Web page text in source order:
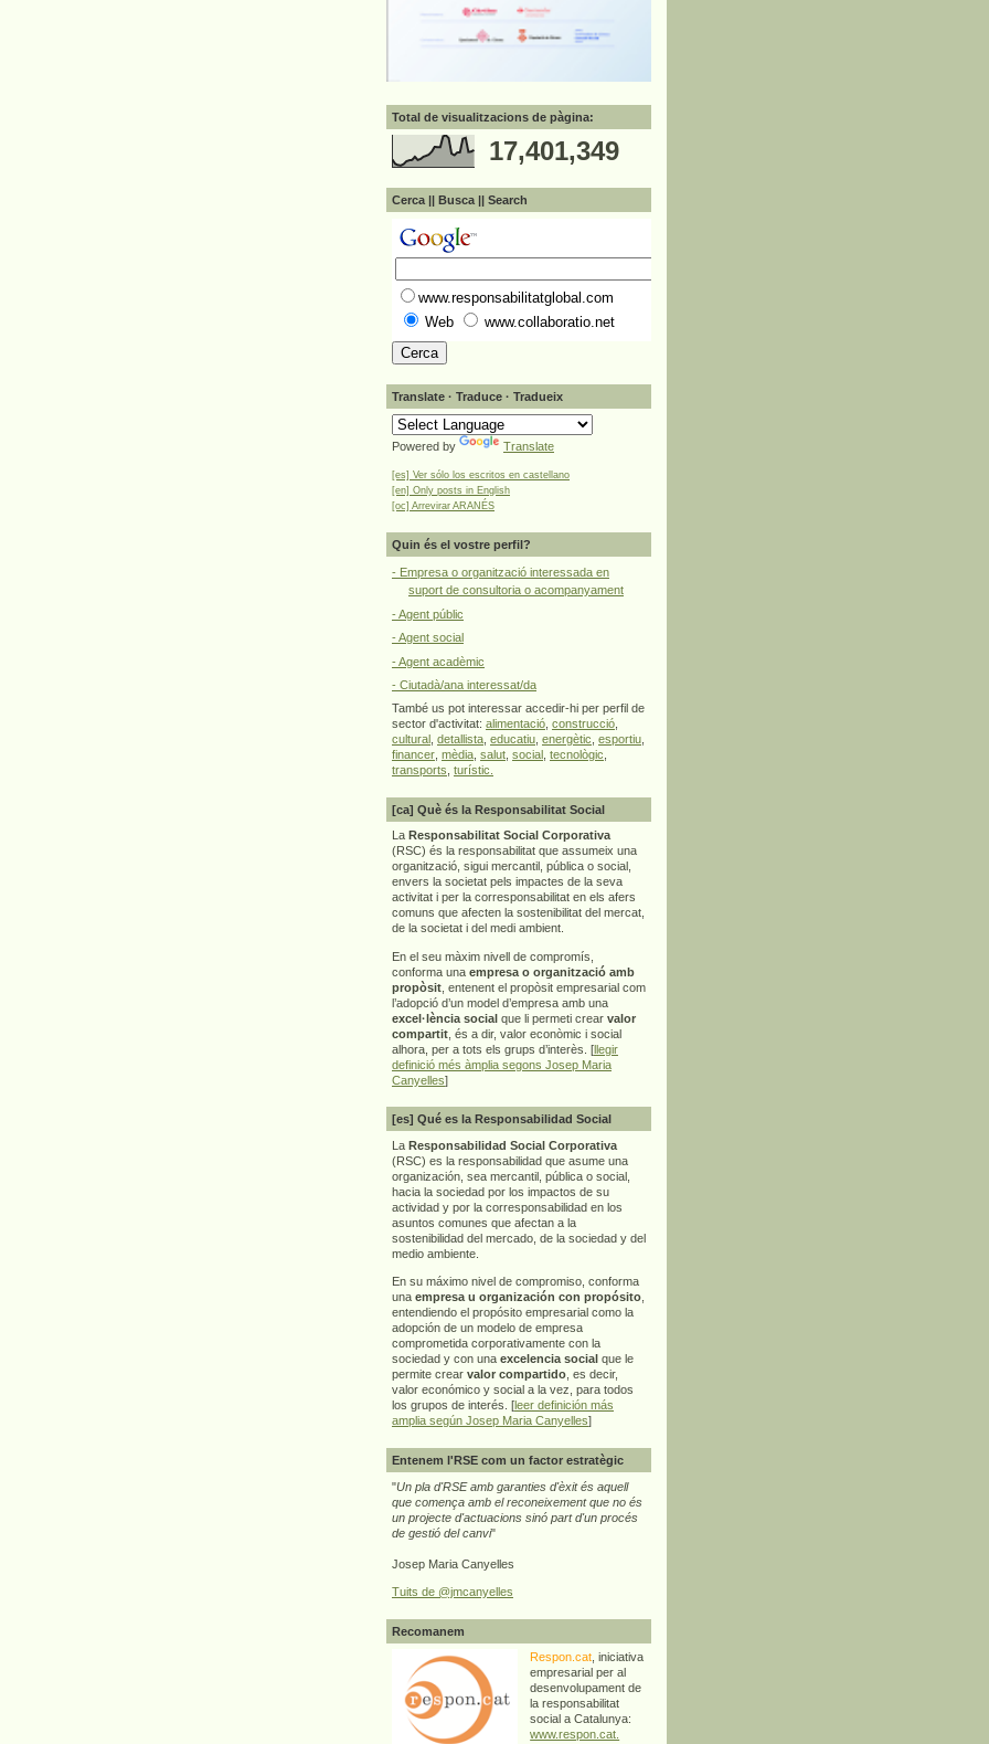
Total de visualitzacions de pàgina:
17,401,349
Cerca || Busca || Search
www.responsabilitatglobal.com
Web
www.collaboratio.net
Translate · Traduce · Tradueix
Powered by Translate
[es] Ver sólo los escritos en castellano
[en] Only posts in English
[oc] Arrevirar ARANÉS
Quin és el vostre perfil?
- Empresa o organització interessada en
suport de consultoria o acompanyament
- Agent públic
- Agent social
- Agent acadèmic
- Ciutadà/ana interessat/da
També us pot interessar accedir-hi per perfil de
sector d'activitat: alimentació construcció
cultural detallista educatiu energètic esportiu
financer mèdia salut social tecnològic
transports turístic.
[ca] Què és la Responsabilitat Social
La Responsabilitat Social Corporativa
(RSC) és la responsabilitat que assumeix una
organització, sigui mercantil, pública o social,
envers la societat pels impactes de la seva
activitat i per la corresponsabilitat en els afers
comuns que afecten la sostenibilitat del mercat,
de la societat i del medi ambient.
En el seu màxim nivell de compromís,
conforma una empresa o organització amb
propòsit , entenent el propòsit empresarial com
l’adopció d’un model d’empresa amb una
excel·lència social que li permeti crear valor
compartit , és a dir, valor econòmic i social
alhora, per a tots els grups d’interès. [llegir
definició més àmplia segons Josep Maria
Canyelles]
[es] Qué es la Responsabilidad Social
La Responsabilidad Social Corporativa
(RSC) es la responsabilidad que asume una
organización, sea mercantil, pública o social,
hacia la sociedad por los impactos de su
actividad y por la corresponsabilidad en los
asuntos comunes que afectan a la
sostenibilidad del mercado, de la sociedad y del
medio ambiente.
En su máximo nivel de compromiso, conforma
una empresa u organización con propósito
entendiendo el propósito empresarial como la
adopción de un modelo de empresa
comprometida corporativamente con la
sociedad y con una excelencia social que le
permite crear valor compartido , es decir,
valor económico y social a la vez, para todos
los grupos de interés. [leer definición más
amplia según Josep Maria Canyelles]
Entenem l'RSE com un factor estratègic
"Un pla d'RSE amb garanties d'èxit és aquell
que comença amb el reconeixement que no és
un projecte d'actuacions sinó part d'un procés
de gestió del canvi"
Josep Maria Canyelles
Tuits de @jmcanyelles
Recomanem
Respon.cat , iniciativa
empresarial per al
desenvolupament de
la responsabilitat
social a Catalunya:
www.respon.cat.